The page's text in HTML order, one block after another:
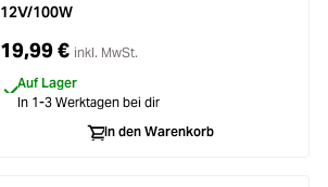
12V/100W
19,99 € inkl. MwSt.
Auf Lager
In 1-3 Werktagen bei dir
In den Warenkorb